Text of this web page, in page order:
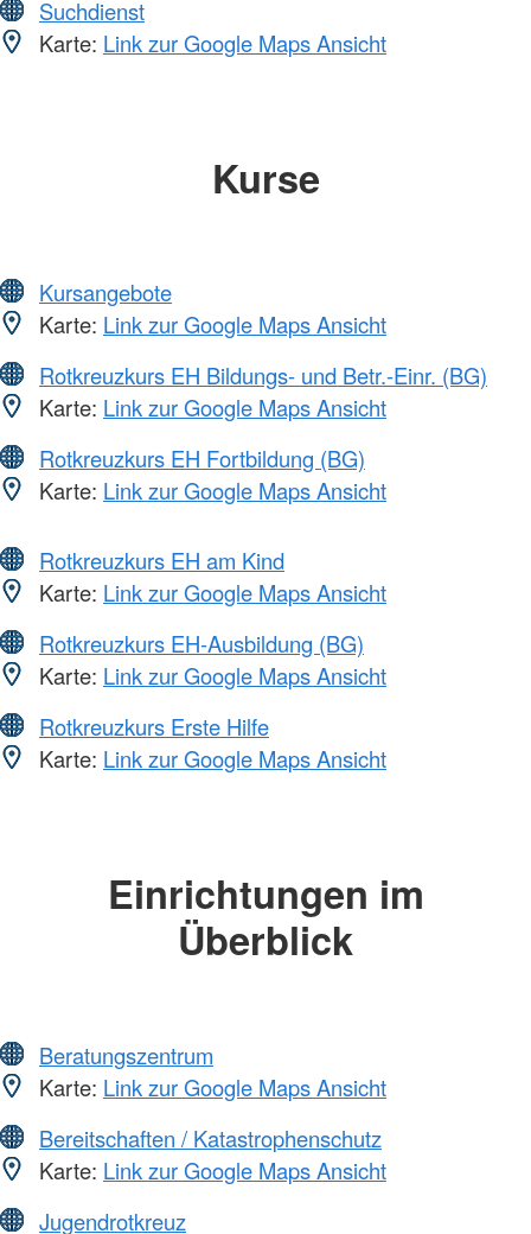
Suchdienst
Karte: Link zur Google Maps Ansicht
Kurse
Kursangebote
Karte: Link zur Google Maps Ansicht
Rotkreuzkurs EH Bildungs- und Betr.-Einr. (BG)
Karte: Link zur Google Maps Ansicht
Rotkreuzkurs EH Fortbildung (BG)
Karte: Link zur Google Maps Ansicht
Rotkreuzkurs EH am Kind
Karte: Link zur Google Maps Ansicht
Rotkreuzkurs EH-Ausbildung (BG)
Karte: Link zur Google Maps Ansicht
Rotkreuzkurs Erste Hilfe
Karte: Link zur Google Maps Ansicht
Einrichtungen im
Überblick
Beratungszentrum
Karte: Link zur Google Maps Ansicht
Bereitschaften / Katastrophenschutz
Karte: Link zur Google Maps Ansicht
Jugendrotkreuz